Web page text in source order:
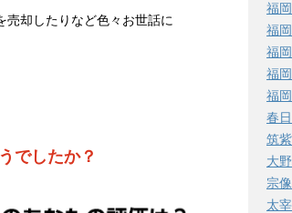
却したりなど色々お世話に
でしたか？
福
福
福
福
福
春
筑
大
宗
太